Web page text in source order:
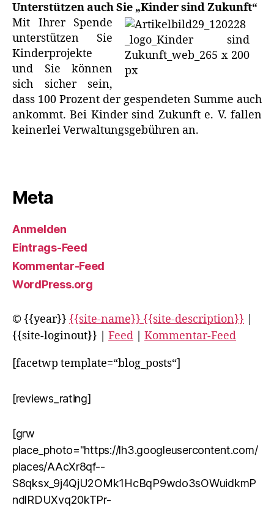
Unterstützen auch Sie „Kinder sind Zukunft“
Mit Ihrer Spende
unterstützen Sie
Kinderprojekte
und Sie können
sich sicher sein,
dass 100 Prozent der gespendeten Summe auch
ankommt. Bei Kinder sind Zukunft e. V. fallen
keinerlei Verwaltungsgebühren an.
Meta
Anmelden
Eintrags-Feed
Kommentar-Feed
WordPress.org
© {{year}} {{site-name}} {{site-description}}
{{site-loginout}} | Feed
Kommentar-Feed
[facetwp template=“blog_posts“]
[reviews_rating]
[grw
place_photo="https://lh3.googleusercontent.com/
places/AAcXr8qf--
S8qksx_9j4QjU2OMk1HcBqP9wdo3sOWuidkmP
ndlRDUXvq20kTPr-